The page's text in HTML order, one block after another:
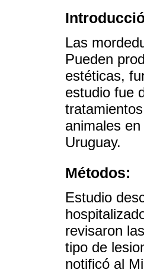
Las
Pueden
estéticas,
estudio fue
animales
Uruguay.
Métodos:
Estudio
revisaron
tipo de
notificó al